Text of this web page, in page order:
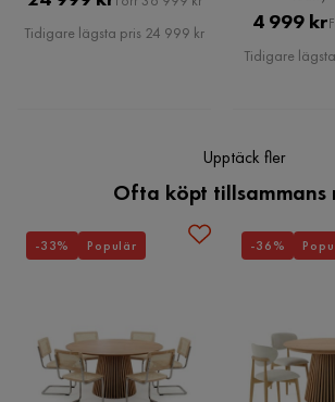
Vikt
Pris
Tidigare lägsta pris 24 999 kr 4 999 kr
Tidigare
Upptäck fler
Ofta köpt tillsammans
-33% Populär -36%